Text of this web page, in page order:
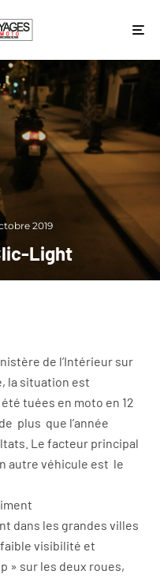
2019
Light
de l’Intérieur sur
la situation est
été tuées en moto en 12
de plus que l’année
Le facteur principal
autre véhicule est le
dans les grandes villes
visibilité et
» sur les deux roues,